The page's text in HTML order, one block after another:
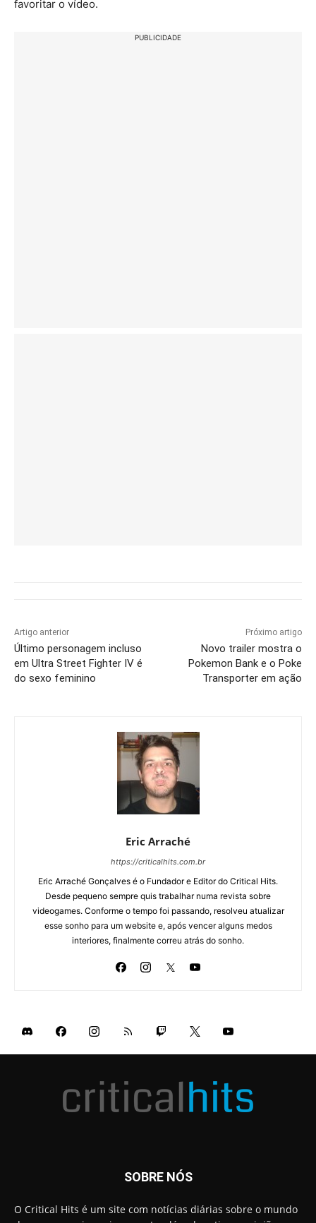
favoritar o vídeo.
PUBLICIDADE
Artigo anterior
Último personagem incluso
em Ultra Street Fighter IV é
do sexo feminino
Próximo artigo
Novo trailer mostra o
Pokemon Bank e o Poke
Transporter em ação
Eric Arraché
https://criticalhits.com.br
Eric Arraché Gonçalves é o Fundador e Editor do Critical Hits.
Desde pequeno sempre quis trabalhar numa revista sobre
videogames. Conforme o tempo foi passando, resolveu atualizar
esse sonho para um website e, após vencer alguns medos
interiores, finalmente correu atrás do sonho.
SOBRE NÓS
O Critical Hits é um site com notícias diárias sobre o mundo